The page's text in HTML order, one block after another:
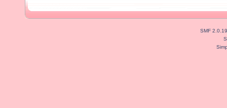
SMF 2.0.19